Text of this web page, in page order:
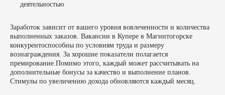
деятельностью
Заработок зависит от вашего уровня вовлеченности и количества
выполненных заказов. Вакансии в Купере в Магнитогорске
конкурентоспособны по условиям труда и размеру
вознаграждения. За хорошие показатели полагается
премирование.Помимо этого, каждый может рассчитывать на
дополнительные бонусы за качество и выполнение планов.
Стимулы по увеличению дохода обновляются каждый месяц.